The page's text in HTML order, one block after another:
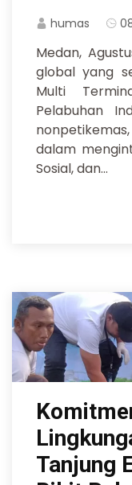
humas
Medan,
global yang
Multi
Pelabuhan
dalam
Sosial, dan...
Tanjung